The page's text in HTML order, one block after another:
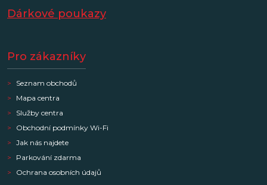
Dárkové poukazy
Pro zákazníky
Seznam obchodů
Mapa centra
Služby centra
Obchodní podmínky Wi-Fi
Jak nás najdete
Parkování zdarma
Ochrana osobních údajů